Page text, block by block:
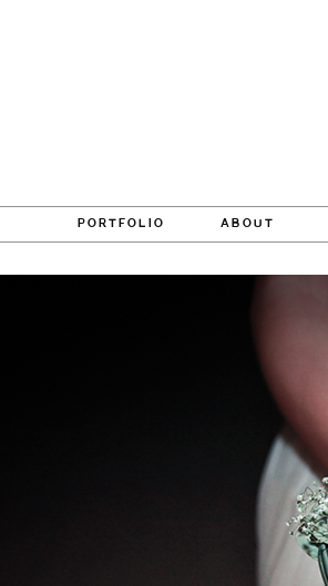
PORTFOLIO ABOUT